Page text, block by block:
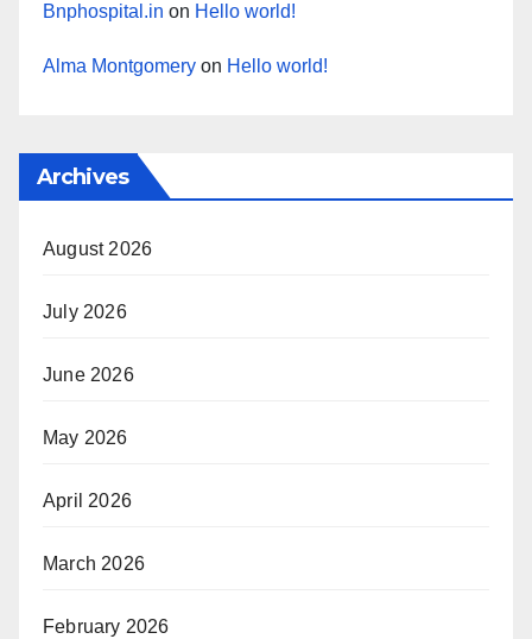
Bnphospital.in on Hello world!
Alma Montgomery on Hello world!
Archives
August 2026
July 2026
June 2026
May 2026
April 2026
March 2026
February 2026